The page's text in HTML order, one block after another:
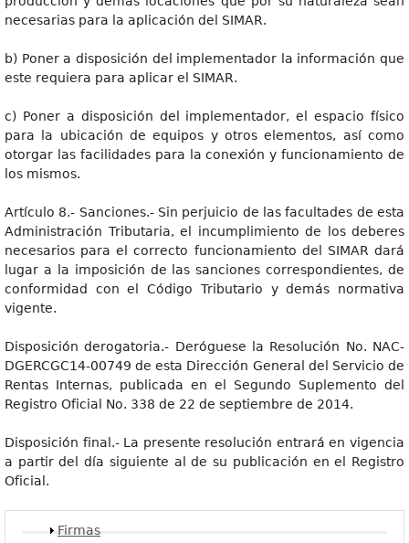
necesarias para la aplicación del SIMAR.
b) Poner a disposición del implementador la información que
este requiera para aplicar el SIMAR.
c) Poner a disposición del implementador, el espacio físico
para la ubicación de equipos y otros elementos, así como
otorgar las facilidades para la conexión y funcionamiento de
los mismos.
Artículo 8.- Sanciones.- Sin perjuicio de las facultades de esta
Administración Tributaria, el incumplimiento de los deberes
necesarios para el correcto funcionamiento del SIMAR dará
lugar a la imposición de las sanciones correspondientes, de
conformidad con el Código Tributario y demás normativa
vigente.
Disposición derogatoria.- Deróguese la Resolución No. NAC-
DGERCGC14-00749 de esta Dirección General del Servicio de
Rentas Internas, publicada en el Segundo Suplemento del
Registro Oficial No. 338 de 22 de septiembre de 2014.
Disposición final.- La presente resolución entrará en vigencia
a partir del día siguiente al de su publicación en el Registro
Oficial.
Mostrar
Firmas